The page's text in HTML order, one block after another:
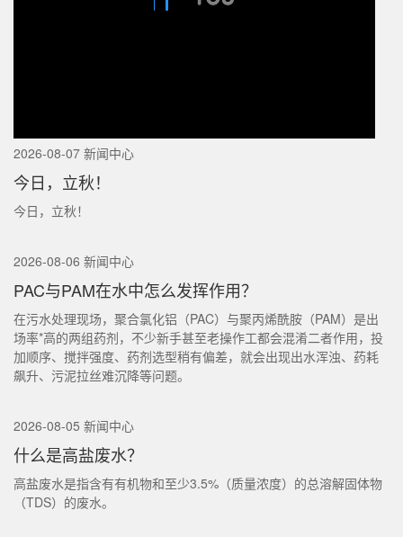
2026-08-07 新闻中心
今日，立秋！
今日，立秋！
2026-08-06 新闻中心
PAC与PAM在水中怎么发挥作用？
在污水处理现场，聚合氯化铝（PAC）与聚丙烯酰胺（PAM）是出
场率*高的两组药剂，不少新手甚至老操作工都会混淆二者作用，投
加顺序、搅拌强度、药剂选型稍有偏差，就会出现出水浑浊、药耗
飙升、污泥拉丝难沉降等问题。
2026-08-05 新闻中心
什么是高盐废水？
高盐废水是指含有有机物和至少3.5%（质量浓度）的总溶解固体物
（TDS）的废水。